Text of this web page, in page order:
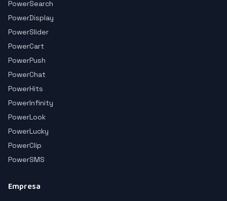
PowerSearch
PowerDisplay
PowerSlider
PowerCart
PowerPush
PowerChat
PowerHits
PowerInfinity
PowerLook
PowerLucky
PowerClip
PowerSMS
Empresa